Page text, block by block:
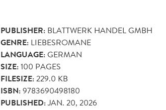
PUBLISHER: BLATTWERK HANDEL GMBH
GENRE: LIEBESROMANE
LANGUAGE:GERMAN
SIZE:100 PAGES
FILESIZE:229.0 KB
ISBN:9783690498180
PUBLISHED:JAN. 20, 2026